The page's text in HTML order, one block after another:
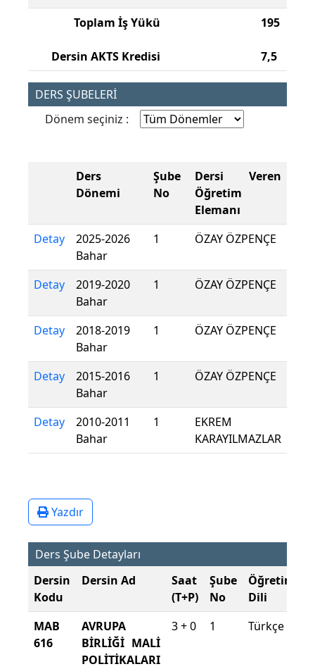
Toplam İş Yükü
Dersin AKTS Kredisi
195
7,5
DERS ŞUBELERİ
Dönem seçiniz :
Ders
Dönemi
Şube
No
Dersi Veren
Öğretim
Elemanı
Detay
2025-2026
Bahar
1 ÖZAY ÖZPENÇE
Detay
2019-2020
Bahar
1 ÖZAY ÖZPENÇE
Detay
2018-2019
Bahar
1 ÖZAY ÖZPENÇE
Detay
2015-2016
Bahar
1 ÖZAY ÖZPENÇE
Detay
2010-2011
Bahar
1
EKREM
KARAYILMAZLAR
Yazdır
Ders Şube Detayları
Dersin
Kodu
Dersin Ad
Saat
(T+P)
Şube
No
Öğretim
Dili
MAB
616
AVRUPA
BİRLİĞİ MALİ
POLİTİKALARI
3 + 0 1 Türkçe